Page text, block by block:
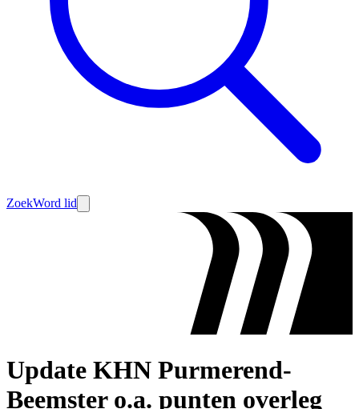
ZoekWord lid
Update KHN Purmerend-
Beemster o.a. punten overleg